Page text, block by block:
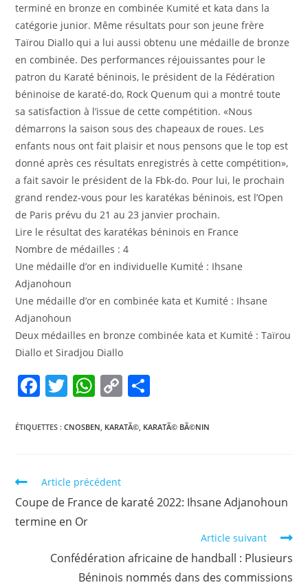
terminé en bronze en combinée Kumité et kata dans la
catégorie junior. Même résultats pour son jeune frère
Taïrou Diallo qui a lui aussi obtenu une médaille de bronze
en combinée. Des performances réjouissantes pour le
patron du Karaté béninois, le président de la Fédération
béninoise de karaté-do, Rock Quenum qui a montré toute
sa satisfaction à l’issue de cette compétition. «Nous
démarrons la saison sous des chapeaux de roues. Les
enfants nous ont fait plaisir et nous pensons que le top est
donné après ces résultats enregistrés à cette compétition»,
a fait savoir le président de la Fbk-do. Pour lui, le prochain
grand rendez-vous pour les karatékas béninois, est l’Open
de Paris prévu du 21 au 23 janvier prochain.
Lire le résultat des karatékas béninois en France
Nombre de médailles : 4
Une médaille d’or en individuelle Kumité : Ihsane
Adjanohoun
Une médaille d’or en combinée kata et Kumité : Ihsane
Adjanohoun
Deux médailles en bronze combinée kata et Kumité : Taïrou
Diallo et Siradjou Diallo
F
c
b
o
o
T
itt
W
at
A
p
C
p
n
ta
ÉTIQUETTES :CNOSBEN KARATÃ© KARATÃ© BÃ©NIN
Article précédent
Coupe de France de karaté 2022: Ihsane Adjanohoun
termine en Or
Article suivant
Confédération africaine de handball : Plusieurs
Béninois nommés dans des commissions